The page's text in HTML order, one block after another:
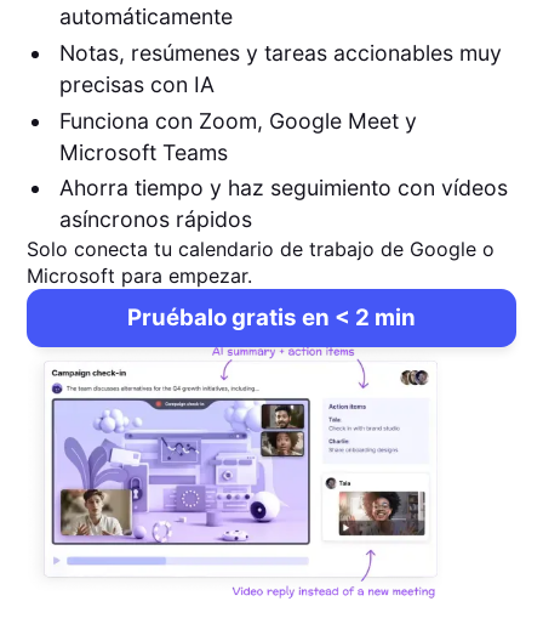
automáticamente
Notas, resúmenes y tareas accionables muy
precisas con IA
Funciona con Zoom, Google Meet y
Microsoft Teams
Ahorra tiempo y haz seguimiento con vídeos
asíncronos rápidos
Solo conecta tu calendario de trabajo de Google o
Microsoft para empezar.
Pruébalo gratis en < 2 min